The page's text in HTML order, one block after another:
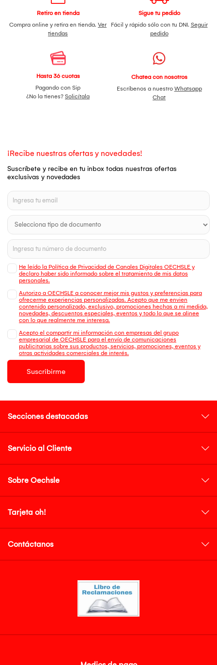
Retiro en tienda
Compra online y retira en tienda. Ver
tiendas
Sigue tu pedido
Fácil y rápido sólo con tu DNI. Seguir
pedido
Hasta 36 cuotas
Pagando con Sip
¿No la tienes? Solicítala
Chatea con nosotros
Escríbenos a nuestro Whatsapp
Chat
¡Recibe nuestras ofertas y novedades!
Suscríbete y recibe en tu inbox todas nuestras ofertas
exclusivas y novedades
He leído la Política de Privacidad de Canales Digitales OECHSLE y
declaro haber sido informado sobre el tratamiento de mis datos
personales.
Autorizo a OECHSLE a conocer mejor mis gustos y preferencias para
ofrecerme experiencias personalizadas. Acepto que me envien
contenido personalizado, exclusivo, promociones hechas a mi medida,
novedades, descuentos especiales, eventos y todo lo que se alinee
con lo que realmente me interesa.
Acepto el compartir mi información con empresas del grupo
empresarial de OECHSLE para el envío de comunicaciones
publicitarias sobre sus productos, servicios, promociones, eventos y
otras actividades comerciales de interés.
Suscribirme
Secciones destacadas
Servicio al Cliente
Sobre Oechsle
Tarjeta oh!
Contáctanos